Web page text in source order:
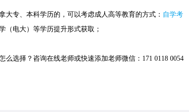
专、本科学历的，可以考虑成人高等教育的方式： 自学考
（电大）等学历提升形式获取；
么选择？咨询在线老师或快速添加老师微信：171 0118 0054